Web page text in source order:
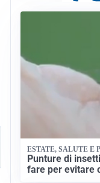
ESTATE, SALUTE E
Punture di
fare per evitare